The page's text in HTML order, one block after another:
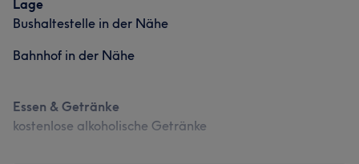
Lage
Bushaltestelle in der Nähe
Bahnhof in der Nähe
Essen & Getränke
kostenlose alkoholische Getränke